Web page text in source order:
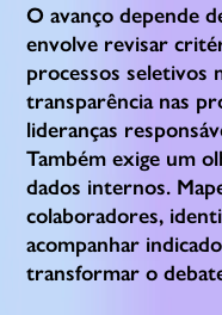
O avanço depende
envolve revisar
processos seletivos
transparência nas
lideranças
Também exige um
dados internos.
colaboradores,
acompanhar
transformar o